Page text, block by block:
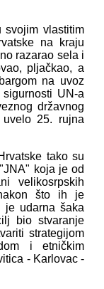
svojim vlastitim
na kraju
razarao sela i
pljačkao, a
na uvoz
UN-a
državnog
uvelo 25. rujna
tako su
koja je od
velikosrpskih
što ih je
je udarna šaka
bio stvaranje
strategijom
i etničkim
- Karlovac -